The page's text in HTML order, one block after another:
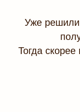
Уже решили
Тогда